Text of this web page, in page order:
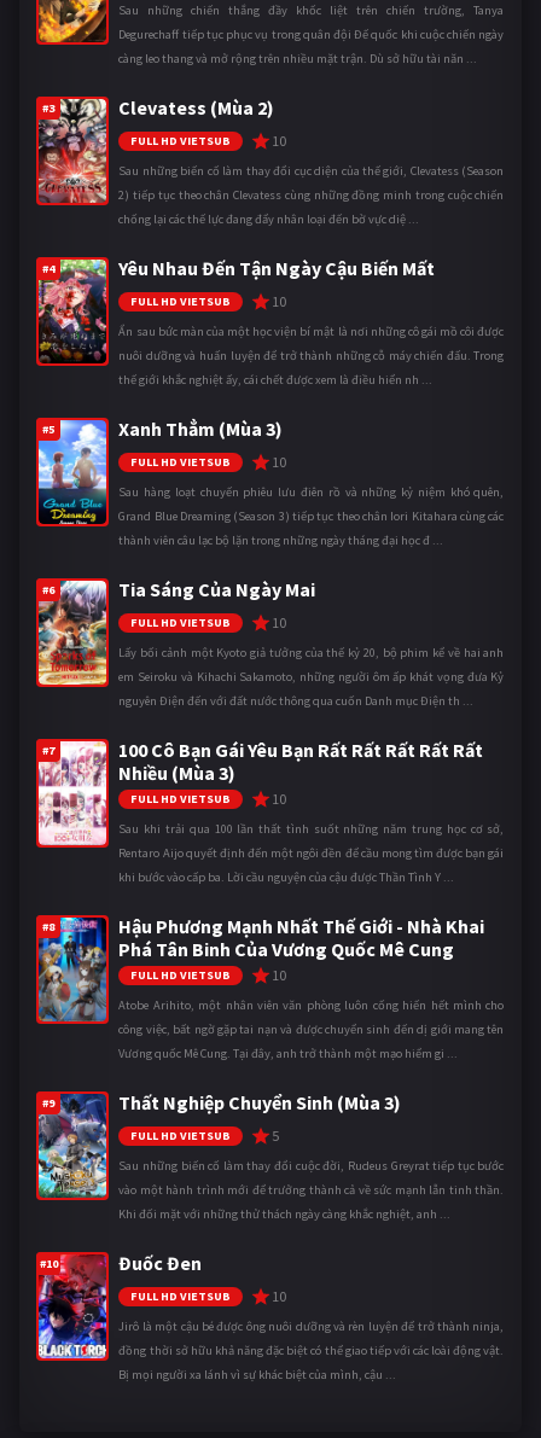
Sau những chiến thắng đầy khốc liệt trên chiến trường, Tanya
Degurechaff tiếp tục phục vụ trong quân đội Đế quốc khi cuộc chiến ngày
càng leo thang và mở rộng trên nhiều mặt trận. Dù sở hữu tài năn ...
#3 Clevatess (Mùa 2)
FULL HD VIETSUB 10
Sau những biến cố làm thay đổi cục diện của thế giới, Clevatess (Season
2) tiếp tục theo chân Clevatess cùng những đồng minh trong cuộc chiến
chống lại các thế lực đang đẩy nhân loại đến bờ vực diệ ...
#4 Yêu Nhau Đến Tận Ngày Cậu Biến Mất
FULL HD VIETSUB 10
Ẩn sau bức màn của một học viện bí mật là nơi những cô gái mồ côi được
nuôi dưỡng và huấn luyện để trở thành những cỗ máy chiến đấu. Trong
thế giới khắc nghiệt ấy, cái chết được xem là điều hiển nh ...
#5 Xanh Thẳm (Mùa 3)
FULL HD VIETSUB 10
Sau hàng loạt chuyến phiêu lưu điên rồ và những kỷ niệm khó quên,
Grand Blue Dreaming (Season 3) tiếp tục theo chân Iori Kitahara cùng các
thành viên câu lạc bộ lặn trong những ngày tháng đại học đ ...
#6 Tia Sáng Của Ngày Mai
FULL HD VIETSUB 10
Lấy bối cảnh một Kyoto giả tưởng của thế kỷ 20, bộ phim kể về hai anh
em Seiroku và Kihachi Sakamoto, những người ôm ấp khát vọng đưa Kỷ
nguyên Điện đến với đất nước thông qua cuốn Danh mục Điện th ...
#7
100 Cô Bạn Gái Yêu Bạn Rất Rất Rất Rất Rất
Nhiều (Mùa 3)
FULL HD VIETSUB 10
Sau khi trải qua 100 lần thất tình suốt những năm trung học cơ sở,
Rentaro Aijo quyết định đến một ngôi đền để cầu mong tìm được bạn gái
khi bước vào cấp ba. Lời cầu nguyện của cậu được Thần Tình Y ...
#8
Hậu Phương Mạnh Nhất Thế Giới - Nhà Khai
Phá Tân Binh Của Vương Quốc Mê Cung
FULL HD VIETSUB 10
Atobe Arihito, một nhân viên văn phòng luôn cống hiến hết mình cho
công việc, bất ngờ gặp tai nạn và được chuyển sinh đến dị giới mang tên
Vương quốc Mê Cung. Tại đây, anh trở thành một mạo hiểm gi ...
#9 Thất Nghiệp Chuyển Sinh (Mùa 3)
FULL HD VIETSUB 5
Sau những biến cố làm thay đổi cuộc đời, Rudeus Greyrat tiếp tục bước
vào một hành trình mới để trưởng thành cả về sức mạnh lẫn tinh thần.
Khi đối mặt với những thử thách ngày càng khắc nghiệt, anh ...
#10 Đuốc Đen
FULL HD VIETSUB 10
Jirô là một cậu bé được ông nuôi dưỡng và rèn luyện để trở thành ninja,
đồng thời sở hữu khả năng đặc biệt có thể giao tiếp với các loài động vật.
Bị mọi người xa lánh vì sự khác biệt của mình, cậu ...